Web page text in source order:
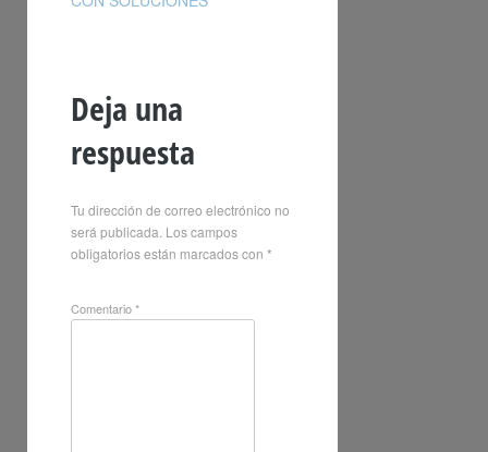
Deja una
respuesta
Tu dirección de correo electrónico no
será publicada. Los campos
obligatorios están marcados con *
Comentario*